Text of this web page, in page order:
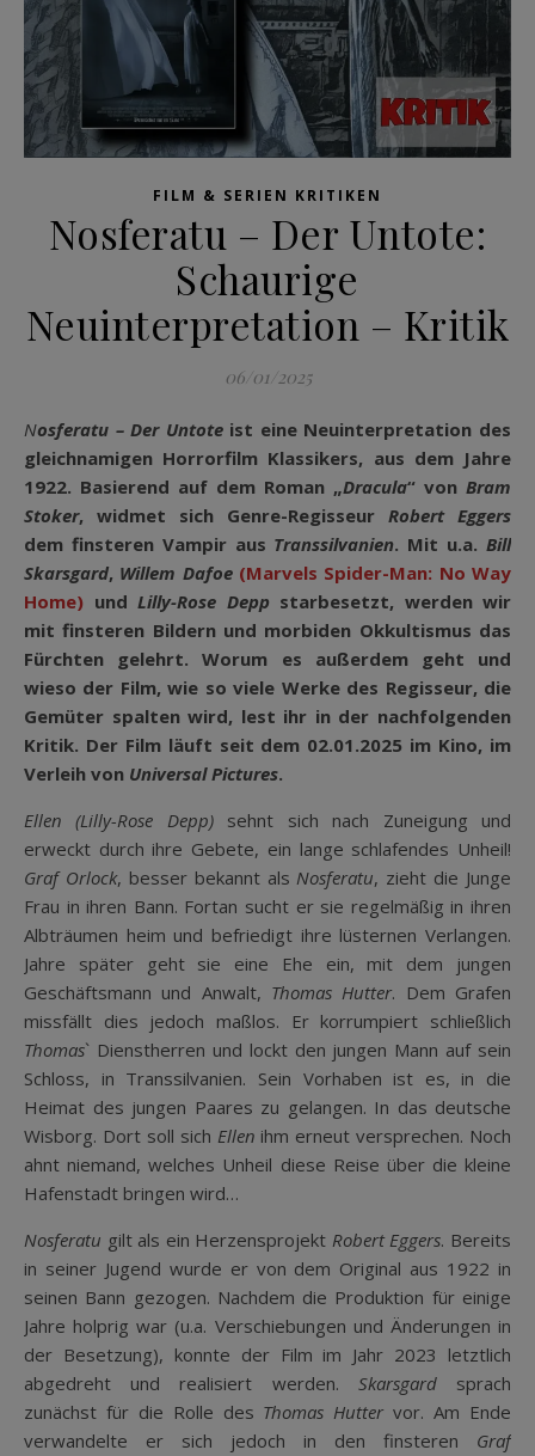
FILM & SERIEN KRITIKEN
Nosferatu – Der Untote:
Schaurige
Neuinterpretation – Kritik
06/01/2025
Nosferatu – Der Untoteist eine Neuinterpretation des
gleichnamigen Horrorfilm Klassikers, aus dem Jahre
1922. Basierend auf dem Roman „Dracula“ von Bram
Stoker, widmet sich Genre-Regisseur Robert Eggers
dem finsteren Vampir aus Transsilvanien. Mit u.a.Bill
Skarsgard, Willem Dafoe (Marvels Spider-Man: No Way
Home) und Lilly-Rose Depp starbesetzt, werden wir
mit finsteren Bildern und morbiden Okkultismus das
Fürchten gelehrt. Worum es außerdem geht und
wieso der Film, wie so viele Werke des Regisseur, die
Gemüter spalten wird, lest ihr in der nachfolgenden
Kritik. Der Film läuft seit dem 02.01.2025 im Kino, im
Verleih von Universal Pictures.
Ellen (Lilly-Rose Depp)sehnt sich nach Zuneigung und
erweckt durch ihre Gebete, ein lange schlafendes Unheil!
Graf Orlock, besser bekannt alsNosferatu, zieht die Junge
Frau in ihren Bann. Fortan sucht er sie regelmäßig in ihren
Albträumen heim und befriedigt ihre lüsternen Verlangen.
Jahre später geht sie eine Ehe ein, mit dem jungen
Geschäftsmann und Anwalt, Thomas Hutter. Dem Grafen
missfällt dies jedoch maßlos. Er korrumpiert schließlich
Thomas` Dienstherren und lockt den jungen Mann auf sein
Schloss, in Transsilvanien. Sein Vorhaben ist es, in die
Heimat des jungen Paares zu gelangen. In das deutsche
Wisborg. Dort soll sich Ellen ihm erneut versprechen. Noch
ahnt niemand, welches Unheil diese Reise über die kleine
Hafenstadt bringen wird…
Nosferatu gilt als ein Herzensprojekt Robert Eggers. Bereits
in seiner Jugend wurde er von dem Original aus 1922 in
seinen Bann gezogen. Nachdem die Produktion für einige
Jahre holprig war (u.a. Verschiebungen und Änderungen in
der Besetzung), konnte der Film im Jahr 2023 letztlich
abgedreht und realisiert werden. Skarsgardsprach
zunächst für die Rolle des Thomas Hutter vor. Am Ende
verwandelte er sich jedoch in den finsteren Graf